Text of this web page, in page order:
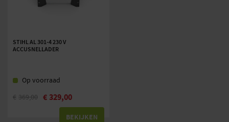
STIHL AL 301-4 230 V
ACCUSNELLADER
Op voorraad
€ 369,00 €329,00
BEKIJKEN